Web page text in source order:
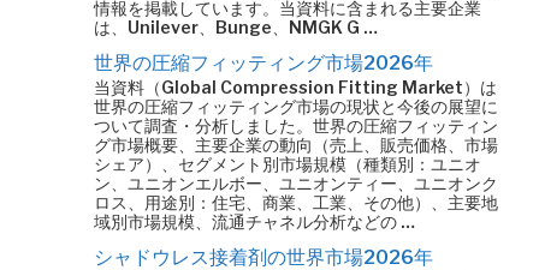
情報を掲載しています。当資料に含まれる主要企業
は、Unilever、Bunge、NMGK G …
世界の圧縮フィッティング市場2026年
当資料（Global Compression Fitting Market）は
世界の圧縮フィッティング市場の現状と今後の展望に
ついて調査・分析しました。世界の圧縮フィッティン
グ市場概要、主要企業の動向（売上、販売価格、市場
シェア）、セグメント別市場規模（種類別：ユニオ
ン、ユニオンエルボー、ユニオンティー、ユニオンク
ロス、用途別：住宅、商業、工業、その他）、主要地
域別市場規模、流通チャネル分析などの …
シャドウレス接着剤の世界市場2026年